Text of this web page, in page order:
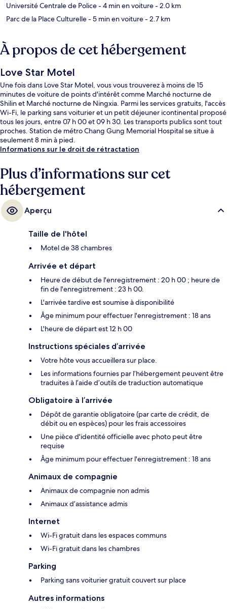
Université Centrale de Police- 4 min en voiture- 2.0 km
Parc de la Place Culturelle- 5 min en voiture- 2.7 km
À propos de cet hébergement
Love Star Motel
Une fois dans Love Star Motel, vous vous trouverez à moins de 15
minutes de voiture de points d'intérêt comme Marché nocturne de
Shilin et Marché nocturne de Ningxia. Parmi les services gratuits, l'accès
Wi-Fi, le parking sans voiturier et un petit déjeuner icontinental proposé
tous les jours, entre 07 h 00 et 09 h 30. Les transports publics sont tout
proches. Station de métro Chang Gung Memorial Hospital se situe à
seulement 8 min à pied.
Informations sur le droit de rétractation
Plus d’informations sur cet
hébergement
Aperçu
Taille de l'hôtel
Motel de 38 chambres
Arrivée et départ
Heure de début de l'enregistrement : 20 h 00 ; heure de
fin de l'enregistrement : 23 h 00.
L'arrivée tardive est soumise à disponibilité
Âge minimum pour effectuer l'enregistrement : 18 ans
L'heure de départ est 12 h 00
Instructions spéciales d’arrivée
Votre hôte vous accueillera sur place.
Les informations fournies par l’hébergement peuvent être
traduites à l’aide d’outils de traduction automatique
Obligatoire à l’arrivée
Dépôt de garantie obligatoire (par carte de crédit, de
débit ou en espèces) pour les frais accessoires
Une pièce d'identité officielle avec photo peut être
requise
Âge minimum pour effectuer l'enregistrement : 18 ans
Animaux de compagnie
Animaux de compagnie non admis
Animaux d’assistance admis
Internet
Wi-Fi gratuit dans les espaces communs
Wi-Fi gratuit dans les chambres
Parking
Parking sans voiturier gratuit couvert sur place
Autres informations